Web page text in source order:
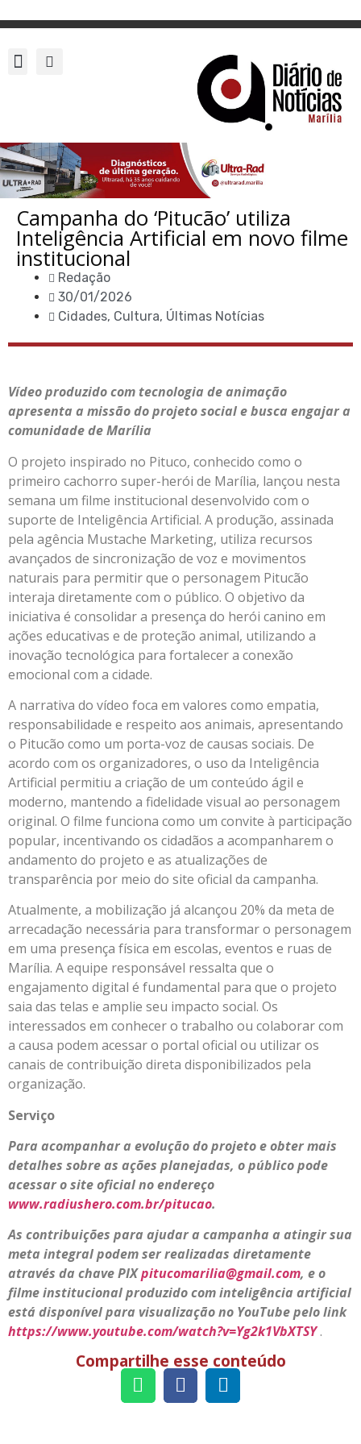
Campanha do ‘Pitucão’ utiliza
Inteligência Artificial em novo filme
institucional
Redação
30/01/2026
Cidades, Cultura, Últimas Notícias
Vídeo produzido com tecnologia de animação
apresenta a missão do projeto social e busca engajar a
comunidade de Marília
O projeto inspirado no Pituco, conhecido como o
primeiro cachorro super-herói de Marília, lançou nesta
semana um filme institucional desenvolvido com o
suporte de Inteligência Artificial. A produção, assinada
pela agência Mustache Marketing, utiliza recursos
avançados de sincronização de voz e movimentos
naturais para permitir que o personagem Pitucão
interaja diretamente com o público. O objetivo da
iniciativa é consolidar a presença do herói canino em
ações educativas e de proteção animal, utilizando a
inovação tecnológica para fortalecer a conexão
emocional com a cidade.
A narrativa do vídeo foca em valores como empatia,
responsabilidade e respeito aos animais, apresentando
o Pitucão como um porta-voz de causas sociais. De
acordo com os organizadores, o uso da Inteligência
Artificial permitiu a criação de um conteúdo ágil e
moderno, mantendo a fidelidade visual ao personagem
original. O filme funciona como um convite à participação
popular, incentivando os cidadãos a acompanharem o
andamento do projeto e as atualizações de
transparência por meio do site oficial da campanha.
Atualmente, a mobilização já alcançou 20% da meta de
arrecadação necessária para transformar o personagem
em uma presença física em escolas, eventos e ruas de
Marília. A equipe responsável ressalta que o
engajamento digital é fundamental para que o projeto
saia das telas e amplie seu impacto social. Os
interessados em conhecer o trabalho ou colaborar com
a causa podem acessar o portal oficial ou utilizar os
canais de contribuição direta disponibilizados pela
organização.
Serviço
Para acompanhar a evolução do projeto e obter mais
detalhes sobre as ações planejadas, o público pode
acessar o site oficial no endereço
www.radiushero.com.br/pitucao.
As contribuições para ajudar a campanha a atingir sua
meta integral podem ser realizadas diretamente
através da chave PIXpitucomarilia@gmail.com, e o
filme institucional produzido com inteligência artificial
está disponível para visualização no YouTube pelo link
https://www.youtube.com/watch?v=Yg2k1VbXTSY.
Compartilhe esse conteúdo